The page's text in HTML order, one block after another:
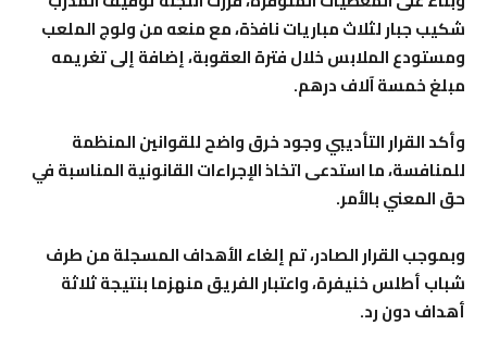
شكيب جبار لثلاث مباريات نافذة، مع منعه من ولوج الملعب
ومستودع الملابس خلال فترة العقوبة، إضافة إلى تغريمه
مبلغ خمسة آلاف درهم.
وأكد القرار التأديبي وجود خرق واضح للقوانين المنظمة
للمنافسة، ما استدعى اتخاذ الإجراءات القانونية المناسبة في
حق المعني بالأمر.
وبموجب القرار الصادر، تم إلغاء الأهداف المسجلة من طرف
شباب أطلس خنيفرة، واعتبار الفريق منهزما بنتيجة ثلاثة
أهداف دون رد.